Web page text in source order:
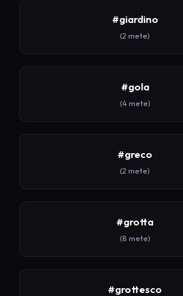
#giardino
(2 mete)
#gola
(4 mete)
#greco
(2 mete)
#grotta
(8 mete)
#grottesco